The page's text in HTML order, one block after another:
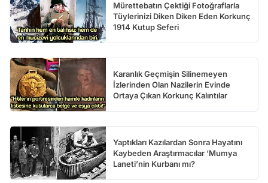
Mürettebatın Çektiği Fotoğraflarla
Tüylerinizi Diken Diken Eden Korkunç
1914 Kutup Seferi
Karanlık Geçmişin Silinemeyen
İzlerinden Olan Nazilerin Evinde
Ortaya Çıkan Korkunç Kalıntılar
Yaptıkları Kazılardan Sonra Hayatını
Kaybeden Araştırmacılar ‘Mumya
Laneti’nin Kurbanı mı?